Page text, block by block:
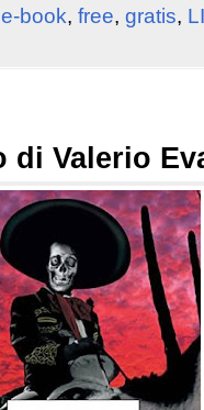
e-book, free, gratis,
di Valerio